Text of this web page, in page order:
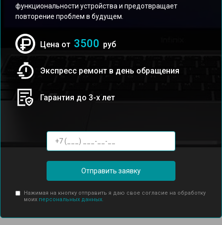
функциональности устройства и предотвращает
повторение проблем в будущем.
Цена от 3500 руб
Экспресс ремонт в день обращения
Гарантия до 3-х лет
Отправить заявку
Нажимая на кнопку отправить я даю свое согласие на обработку
моих персональных данных.